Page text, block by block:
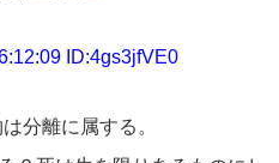
ID:4gs3jfVE0
分離に属する。